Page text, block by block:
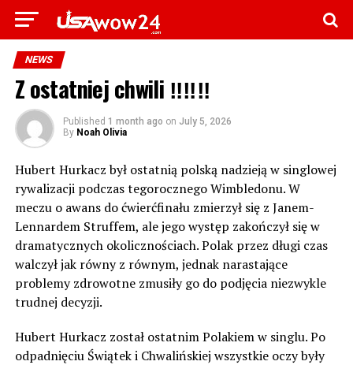
NEWS
Z ostatniej chwili ‼‼‼
Published 1 month ago on July 5, 2026
By Noah Olivia
Hubert Hurkacz był ostatnią polską nadzieją w singlowej
rywalizacji podczas tegorocznego Wimbledonu. W
meczu o awans do ćwierćfinału zmierzył się z Janem-
Lennardem Struffem, ale jego występ zakończył się w
dramatycznych okolicznościach. Polak przez długi czas
walczył jak równy z równym, jednak narastające
problemy zdrowotne zmusiły go do podjęcia niezwykle
trudnej decyzji.
Hubert Hurkacz został ostatnim Polakiem w singlu. Po
odpadnięciu Świątek i Chwalińskiej wszystkie oczy były